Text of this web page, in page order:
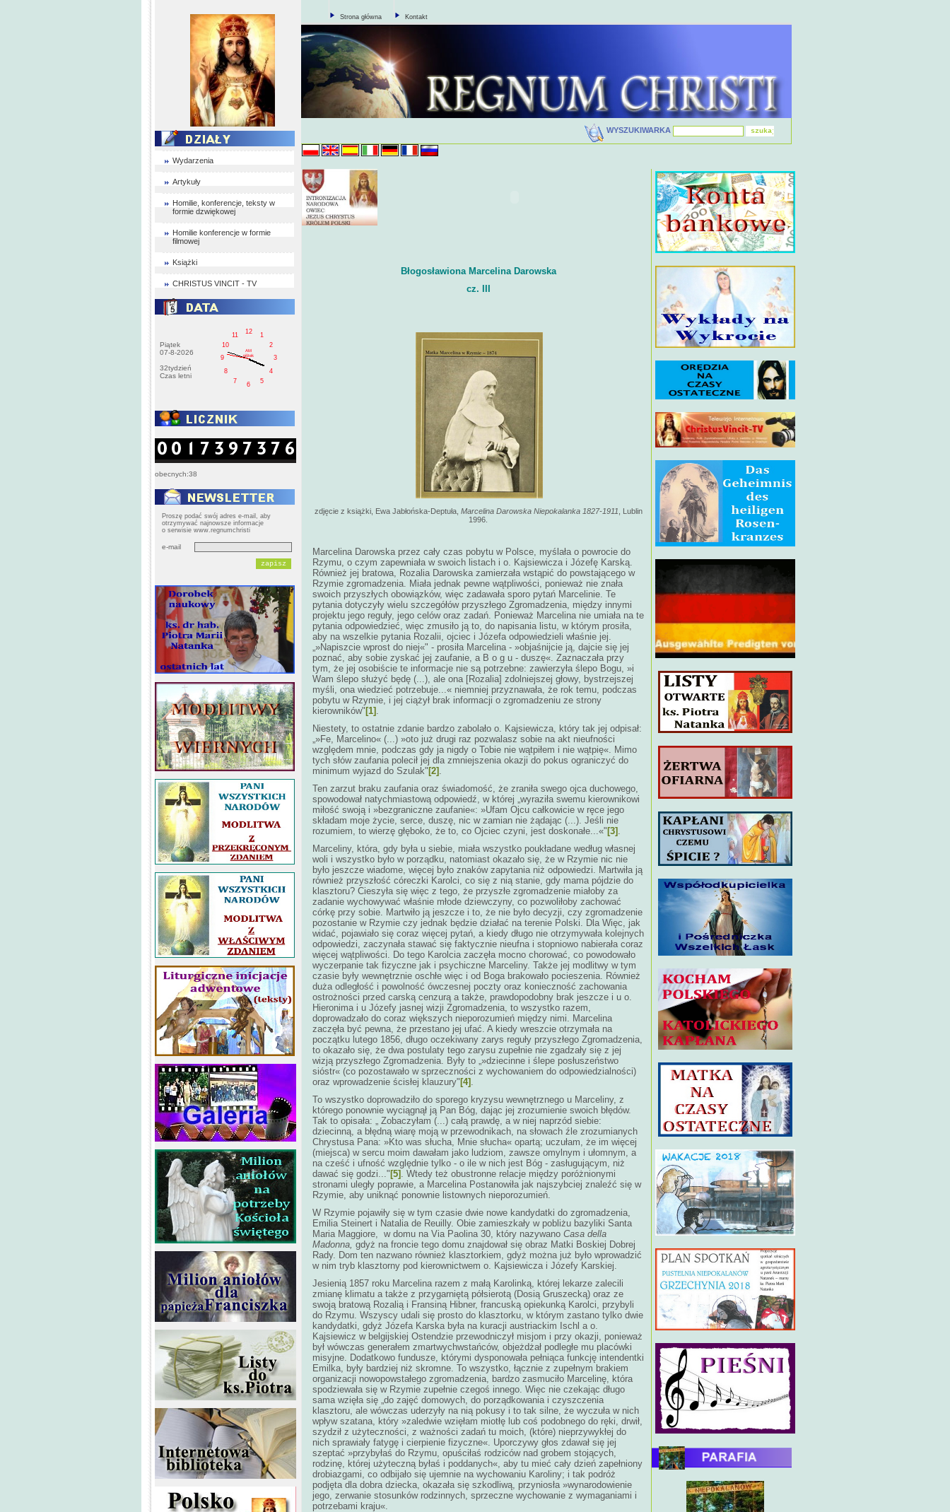
Wydarzenia
Artykuły
Homilie, konferencje, teksty w
formie dzwiękowej
Homilie konferencje w formie
filmowej
Książki
CHRISTUS VINCIT - TV
Piątek
07-8-2026
32tydzień
Czas letni
1
2
3
4
5
6
7
8
9
10
11
12
AM
pištek
obecnych:38
Proszę podać swój adres e-mail, aby
otrzymywać najnowsze informacje
o serwisie www.regnumchristi
e-mail
Strona główna Kontakt
WYSZUKIWARKA
Błogosławiona Marcelina Darowska
cz. III
zdjęcie z książki, Ewa Jabłońska-Deptuła, Marcelina Darowska Niepokalanka 1827-1911 , Lublin
1996.
Marcelina Darowska przez cały czas pobytu w Polsce, myślała o powrocie do
Rzymu, o czym zapewniała w swoich listach i o. Kajsiewicza i Józefę Karską.
Również jej bratowa, Rozalia Darowska zamierzała wstąpić do powstającego w
Rzymie zgromadzenia. Miała jednak pewne wątpliwości, ponieważ nie znała
swoich przyszłych obowiązków, więc zadawała sporo pytań Marcelinie. Te
pytania dotyczyły wielu szczegółów przyszłego Zgromadzenia, między innymi
projektu jego reguły, jego celów oraz zadań. Ponieważ Marcelina nie umiała na te
pytania odpowiedzieć, więc zmusiło ją to, do napisania listu, w którym prosiła,
aby na wszelkie pytania Rozalii, ojciec i Józefa odpowiedzieli właśnie jej.
„»Napiszcie wprost do niej«" - prosiła Marcelina - »objaśnijcie ją, dajcie się jej
poznać, aby sobie zyskać jej zaufanie, a B o g u - duszę«. Zaznaczała przy
tym, że jej osobiście te informacje nie są potrzebne: zawierzyła ślepo Bogu, »i
Wam ślepo służyć będę (...), ale ona [Rozalia] zdolniejszej głowy, bystrzejszej
myśli, ona wiedzieć potrzebuje...« niemniej przyznawała, że rok temu, podczas
pobytu w Rzymie, i jej ciążył brak informacji o zgromadzeniu ze strony
kierowników" [1] .
Niestety, to ostatnie zdanie bardzo zabolało o. Kajsiewicza, który tak jej odpisał:
„»Fe, Marcelino« (...) »oto już drugi raz pozwalasz sobie na akt nieufności
względem mnie, podczas gdy ja nigdy o Tobie nie wątpiłem i nie wątpię«. Mimo
tych słów zaufania polecił jej dla zmniejszenia okazji do pokus ograniczyć do
minimum wyjazd do Szulak" [2] .
Ten zarzut braku zaufania oraz świadomość, że zraniła swego ojca duchowego,
spowodował natychmiastową odpowiedź, w której „wyraziła swemu kierownikowi
miłość swoją i »bezgraniczne zaufanie«: »Ufam Ojcu całkowicie w ręce jego
składam moje życie, serce, duszę, nic w zamian nie żądając (...). Jeśli nie
rozumiem, to wierzę głęboko, że to, co Ojciec czyni, jest doskonałe...«" [3] .
Marceliny, która, gdy była u siebie, miała wszystko poukładane według własnej
woli i wszystko było w porządku, natomiast okazało się, że w Rzymie nic nie
było jeszcze wiadome, więcej było znaków zapytania niż odpowiedzi. Martwiła ją
również przyszłość córeczki Karolci, co się z nią stanie, gdy mama pójdzie do
klasztoru? Cieszyła się więc z tego, że przyszłe zgromadzenie miałoby za
zadanie wychowywać właśnie młode dziewczyny, co pozwoliłoby zachować
córkę przy sobie. Martwiło ją jeszcze i to, że nie było decyzji, czy zgromadzenie
pozostanie w Rzymie czy jednak będzie działać na terenie Polski. Dla Więc, jak
widać, pojawiało się coraz więcej pytań, a kiedy długo nie otrzymywała kolejnych
odpowiedzi, zaczynała stawać się faktycznie nieufna i stopniowo nabierała coraz
więcej wątpliwości. Do tego Karolcia zaczęła mocno chorować, co powodowało
wyczerpanie tak fizyczne jak i psychiczne Marceliny. Także jej modlitwy w tym
czasie były wewnętrznie oschłe więc i od Boga brakowało pocieszenia. Również
duża odległość i powolność ówczesnej poczty oraz konieczność zachowania
ostrożności przed carską cenzurą a także, prawdopodobny brak jeszcze i u o.
Hieronima i u Józefy jasnej wizji Zgromadzenia, to wszystko razem,
doprowadzało do coraz większych nieporozumień między nimi. Marcelina
zaczęła być pewna, że przestano jej ufać. A kiedy wreszcie otrzymała na
początku lutego 1856, długo oczekiwany zarys reguły przyszłego Zgromadzenia,
to okazało się, że dwa postulaty tego zarysu zupełnie nie zgadzały się z jej
wizją przyszłego Zgromadzenia. Były to „»dziecinne i ślepe posłuszeństwo
sióstr« (co pozostawało w sprzeczności z wychowaniem do odpowiedzialności)
oraz wprowadzenie ścisłej klauzury" [4] .
To wszystko doprowadziło do sporego kryzysu wewnętrznego u Marceliny, z
którego ponownie wyciągnął ją Pan Bóg, dając jej zrozumienie swoich błędów.
Tak to opisała: „ Zobaczyłam (...) całą prawdę, a w niej naprzód siebie:
dziecinną, a błędną wiarę moją w przewodnikach, na słowach źle zrozumianych
Chrystusa Pana: »Kto was słucha, Mnie słucha« opartą; uczułam, że im więcej
(miejsca) w sercu moim dawałam jako ludziom, zawsze omylnym i ułomnym, a
na cześć i ufność względnie tylko - o ile w nich jest Bóg - zasługującym, niż
dawać się godzi..." [5] . Wtedy też obustronne relacje między poróżnionymi
stronami uległy poprawie, a Marcelina Postanowiła jak najszybciej znaleźć się w
Rzymie, aby uniknąć ponownie listownych nieporozumień.
W Rzymie pojawiły się w tym czasie dwie nowe kandydatki do zgromadzenia,
Emilia Steinert i Natalia de Reuilly. Obie zamieszkały w pobliżu bazyliki Santa
Maria Maggiore, w domu na Via Paolina 30, który nazywano Casa della
Madonna, gdyż na froncie tego domu znajdował się obraz Matki Boskiej Dobrej
Rady. Dom ten nazwano również klasztorkiem, gdyż można już było wprowadzić
w nim tryb klasztorny pod kierownictwem o. Kajsiewicza i Józefy Karskiej.
Jesienią 1857 roku Marcelina razem z małą Karolinką, której lekarze zalecili
zmianę klimatu a także z przygarniętą półsierotą (Dosią Gruszecką) oraz ze
swoją bratową Rozalią i Fransiną Hibner, francuską opiekunką Karolci, przybyli
do Rzymu. Wszyscy udali się prosto do klasztorku, w którym zastano tylko dwie
kandydatki, gdyż Józefa Karska była na kuracji austriackim Ischl a o.
Kajsiewicz w belgijskiej Ostendzie przewodniczył misjom i przy okazji, ponieważ
był wówczas generałem zmartwychwstańców, objeżdżał podległe mu placówki
misyjne. Dodatkowo fundusze, którymi dysponowała pełniąca funkcję intendentki
Emilka, były bardziej niż skromne. To wszystko, łącznie z zupełnym brakiem
organizacji nowopowstałego zgromadzenia, bardzo zasmuciło Marcelinę, która
spodziewała się w Rzymie zupełnie czegoś innego. Więc nie czekając długo
sama wzięła się „do zajęć domowych, do porządkowania i czyszczenia
klasztoru, ale wówczas uderzyły na nią pokusy i to tak silne, że wyczuła w nich
wpływ szatana, który »zaledwie wzięłam miotłę lub coś podobnego do ręki, drwił,
szydził z użyteczności, z ważności zadań tu moich, (które) nieprzywykłej do
nich sprawiały fatygę i cierpienie fizyczne«. Uporczywy głos zdawał się jej
szeptać »przybyłaś do Rzymu, opuściłaś rodziców nad grobem stojących,
rodzinę, której użyteczną byłaś i poddanych«, aby tu mieć cały dzień zapełniony
drobiazgami, co odbijało się ujemnie na wychowaniu Karoliny; i tak podróż
podjęta dla dobra dziecka, okazała się szkodliwą, przyniosła »wynarodowienie
jego, zerwanie stosunków rodzinnych, sprzeczne wychowanie z wymaganiami i
potrzebami kraju«.